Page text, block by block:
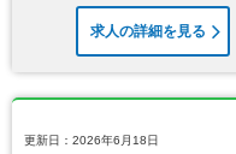
求人の詳細を見る
更新日：2026年6月18日